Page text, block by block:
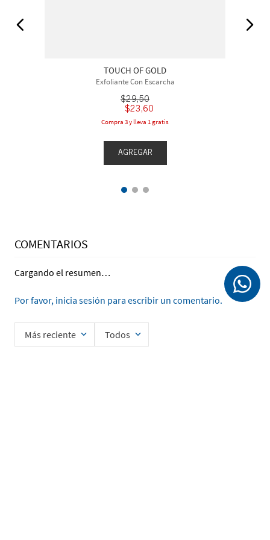
TOUCH OF GOLD
Exfoliante Con Escarcha
$29,50
$23,60
Compra 3 y lleva 1 gratis
AGREGAR
COMENTARIOS
Cargando el resumen…
Por favor, inicia sesión para escribir un comentario.
Más reciente Todos